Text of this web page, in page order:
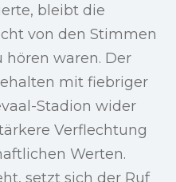
bleibt die
von den Stimmen
hören waren. Der
mit fiebriger
Stadion wider
Verflechtung
Werten.
setzt sich der Ruf